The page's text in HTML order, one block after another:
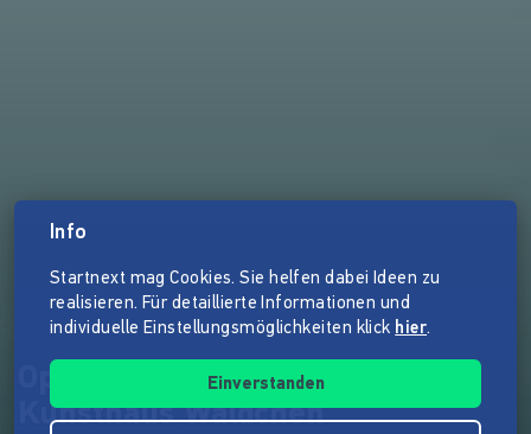
OpenArts - Das Festival im
Kunsthaus Wäldchen
Info
Startnext mag Cookies. Sie helfen dabei Ideen zu
realisieren. Für detaillierte Informationen und
individuelle Einstellungsmöglichkeiten klick hier.
Einverstanden